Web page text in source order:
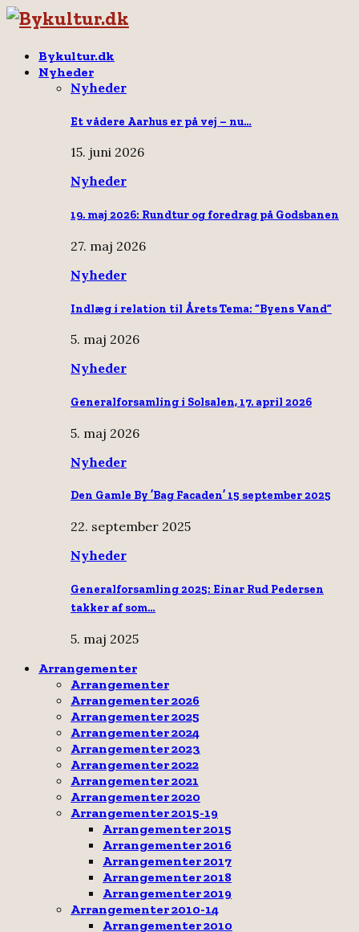
Bykultur.dk
Nyheder
Nyheder
Et vådere Aarhus er på vej – nu…
15. juni 2026
Nyheder
19. maj 2026: Rundtur og foredrag på Godsbanen
27. maj 2026
Nyheder
Indlæg i relation til Årets Tema: “Byens Vand”
5. maj 2026
Nyheder
Generalforsamling i Solsalen, 17. april 2026
5. maj 2026
Nyheder
Den Gamle By ’Bag Facaden’ 15 september 2025
22. september 2025
Nyheder
Generalforsamling 2025: Einar Rud Pedersen
takker af som…
5. maj 2025
Arrangementer
Arrangementer
Arrangementer 2026
Arrangementer 2025
Arrangementer 2024
Arrangementer 2023
Arrangementer 2022
Arrangementer 2021
Arrangementer 2020
Arrangementer 2015-19
Arrangementer 2015
Arrangementer 2016
Arrangementer 2017
Arrangementer 2018
Arrangementer 2019
Arrangementer 2010-14
Arrangementer 2010